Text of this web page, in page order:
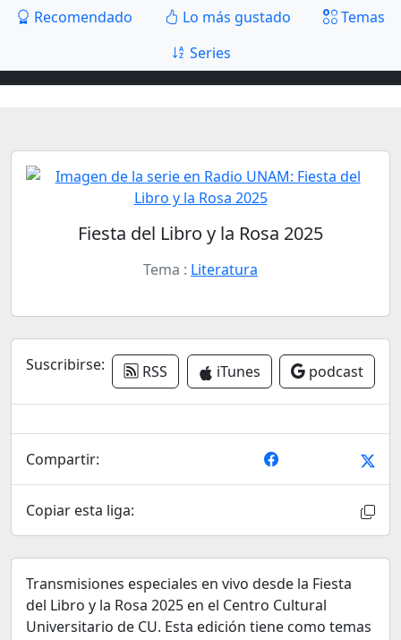
Recomendado
Lo más gustado
Temas
Series
Fiesta del Libro y la Rosa 2025
Tema : Literatura
Suscribirse: RSS iTunes podcast
Compartir:
Copiar esta liga:
Transmisiones especiales en vivo desde la Fiesta
del Libro y la Rosa 2025 en el Centro Cultural
Universitario de CU. Esta edición tiene como temas